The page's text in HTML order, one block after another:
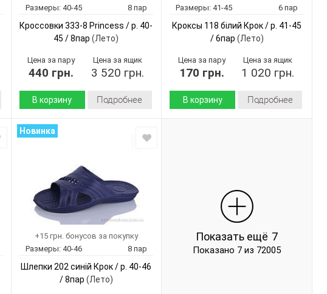
Размеры: 40-45 8 пар
Кроссовки 333-8 Princess / p. 40-
45 / 8пар (Лето)
Цена за пару
440 грн.
Цена за ящик
3 520 грн.
В корзину Подробнее
Сезон:
Материал верха:
производитель:
Китай
Бренд: Princess
Артикул: 333-8
Кол-во пар:
Мужчины
Размеры:41-45 6 пар
Кроксы 118 білий Крок / p. 41-45
/ 6пар (Лето)
Цена за пару
170 грн.
Цена за ящик
1 020 грн.
В корзину Подробнее
118 білий
41-45
Белый
Новинка
+15 грн. бонусов за покупку
Размеры: 40-46 8 пар
Шлепки 202 синій Крок / p. 40-46
/ 8пар (Лето)
Показать ещё 7
Показано 7 из 72005